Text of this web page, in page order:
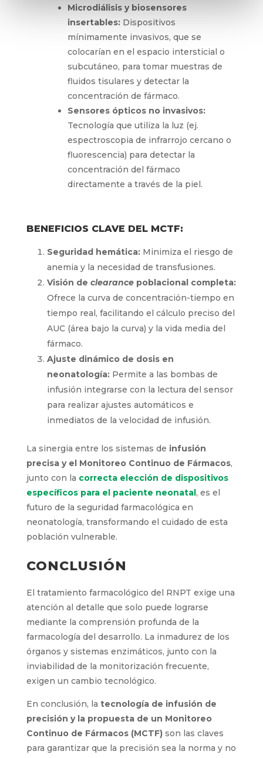
Microdiálisis y biosensores
insertables:Dispositivos
mínimamente invasivos, que se
colocarían en el espacio intersticial o
subcutáneo, para tomar muestras de
fluidos tisulares y detectar la
concentración de fármaco.
Sensores ópticos no invasivos:
Tecnología que utiliza la luz (ej.
espectroscopia de infrarrojo cercano o
fluorescencia) para detectar la
concentración del fármaco
directamente a través de la piel.
BENEFICIOS CLAVE DEL MCTF:
Seguridad hemática:Minimiza el riesgo de
anemia y la necesidad de transfusiones.
Visión de clearance poblacional completa:
Ofrece la curva de concentración-tiempo en
tiempo real, facilitando el cálculo preciso del
AUC (área bajo la curva) y la vida media del
fármaco.
Ajuste dinámico de dosis en
neonatología: Permite a las bombas de
infusión integrarse con la lectura del sensor
para realizar ajustes automáticos e
inmediatos de la velocidad de infusión.
La sinergia entre los sistemas de infusión
precisa y el Monitoreo Continuo de Fármacos,
junto con la correcta elección de dispositivos
específicos para el paciente neonatal, es el
futuro de la seguridad farmacológica en
neonatología, transformando el cuidado de esta
población vulnerable.
CONCLUSIÓN
El tratamiento farmacológico del RNPT exige una
atención al detalle que solo puede lograrse
mediante la comprensión profunda de la
farmacología del desarrollo. La inmadurez de los
órganos y sistemas enzimáticos, junto con la
inviabilidad de la monitorización frecuente,
exigen un cambio tecnológico.
En conclusión, la tecnología de infusión de
precisión y la propuesta de un Monitoreo
Continuo de Fármacos (MCTF)son las claves
para garantizar que la precisión sea la norma y no